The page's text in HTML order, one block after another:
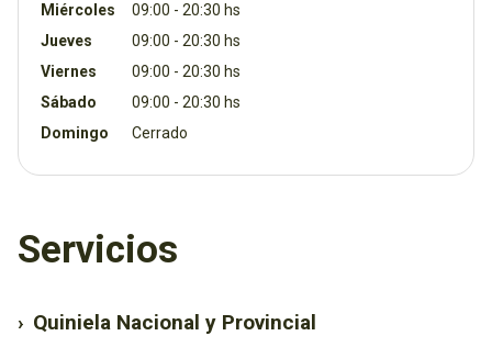
Miércoles
09:00 - 20:30 hs
Jueves
09:00 - 20:30 hs
Viernes
09:00 - 20:30 hs
Sábado
09:00 - 20:30 hs
Domingo
Cerrado
Servicios
› Quiniela Nacional y Provincial